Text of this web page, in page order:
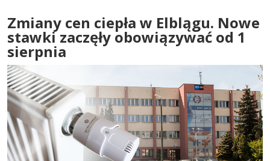
Zmiany cen ciepła w Elblągu. Nowe
stawki zaczęły obowiązywać od 1
sierpnia